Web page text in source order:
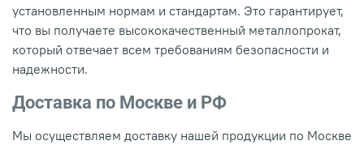
установленным нормам и стандартам. Это гарантирует,
что вы получаете высококачественный металлопрокат,
который отвечает всем требованиям безопасности и
надежности.
Доставка по Москве и РФ
Мы осуществляем доставку нашей продукции по Москве